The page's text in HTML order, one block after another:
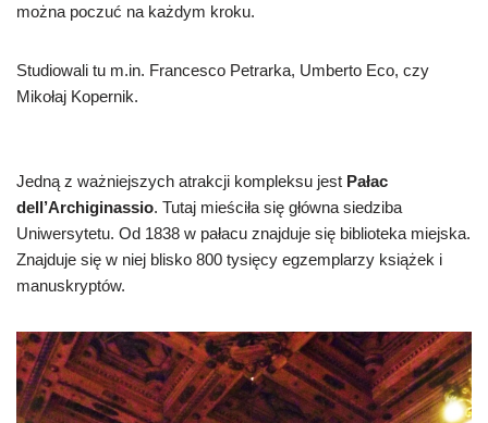
można poczuć na każdym kroku.
Studiowali tu m.in. Francesco Petrarka, Umberto Eco, czy
Mikołaj Kopernik.
Jedną z ważniejszych atrakcji kompleksu jest Pałac
dell’Archiginassio. Tutaj mieściła się główna siedziba
Uniwersytetu. Od 1838 w pałacu znajduje się biblioteka miejska.
Znajduje się w niej blisko 800 tysięcy egzemplarzy książek i
manuskryptów.